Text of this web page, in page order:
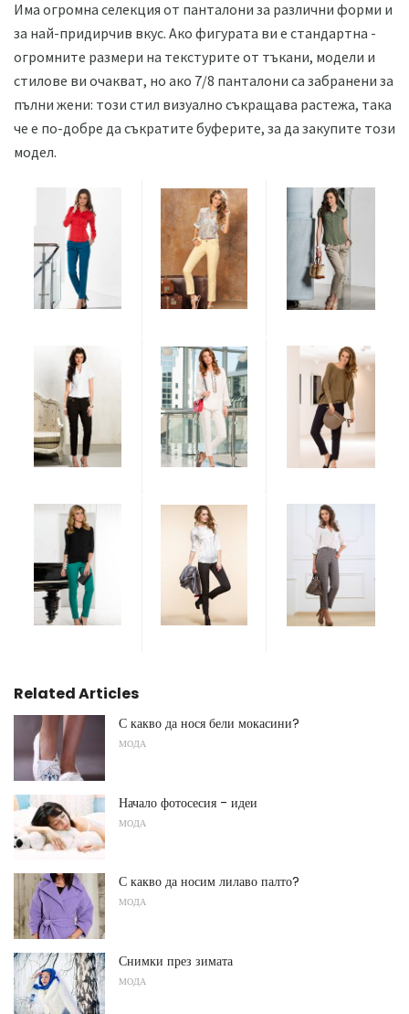
Има огромна селекция от панталони за различни форми и
за най-придирчив вкус. Ако фигурата ви е стандартна -
огромните размери на текстурите от тъкани, модели и
стилове ви очакват, но ако 7/8 панталони са забранени за
пълни жени: този стил визуално съкращава растежа, така
че е по-добре да съкратите буферите, за да закупите този
модел.
Related Articles
С какво да нося бели мокасини?
МОДА
Начало фотосесия - идеи
МОДА
С какво да носим лилаво палто?
МОДА
Снимки през зимата
МОДА